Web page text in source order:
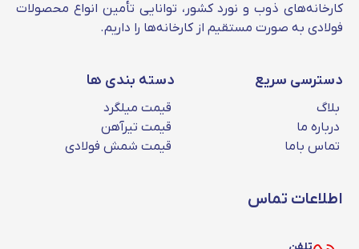
کارخانه‌های ذوب و نورد کشور، توانایی تأمین انواع محصولات
فولادی به‌ صورت مستقیم از کارخانه‌ها را داریم.
دسترسی سریع
بلاگ
درباره ما
تماس باما
دسته بندی ها
قیمت میلگرد
قیمت تیرآهن
قیمت شمش فولادی
اطلاعات تماس